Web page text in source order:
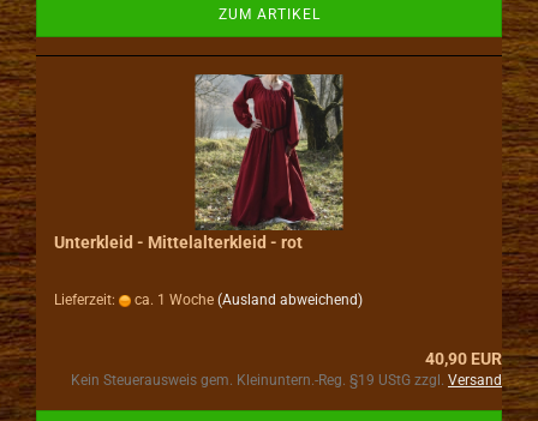
ZUM ARTIKEL
Unterkleid - Mittelalterkleid - rot
Lieferzeit: ca. 1 Woche (Ausland abweichend)
40,90 EUR
Kein Steuerausweis gem. Kleinuntern.-Reg. §19 UStG zzgl. Versand